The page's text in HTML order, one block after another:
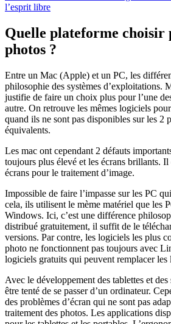
l’esprit libre
Quelle plateforme choisir
photos ?
Entre un Mac (Apple) et un PC, les
philosophie des systèmes d’exploitations.
justifie de faire un choix plus pour l’une
autre. On retrouve les mêmes logiciels
quand ils ne sont pas disponibles sur les 2
équivalents.
Les mac ont cependant 2 défauts
toujours plus élevé et les écrans brillants. Il
écrans pour le traitement d’image.
Impossible de faire l’impasse sur les PC
cela, ils utilisent le mème matériel que les
Windows. Ici, c’est une différence
distribué gratuitement, il suffit de le
versions. Par contre, les logiciels les plus
photo ne fonctionnent pas toujours avec
logiciels gratuits qui peuvent remplacer les
Avec le développement des tablettes et
être tenté de se passer d’un ordinateur.
des problèmes d’écran qui ne sont pas
traitement des photos. Les applications